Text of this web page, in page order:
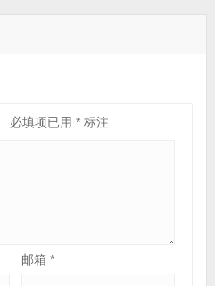
必填项已用 *标注
邮箱*